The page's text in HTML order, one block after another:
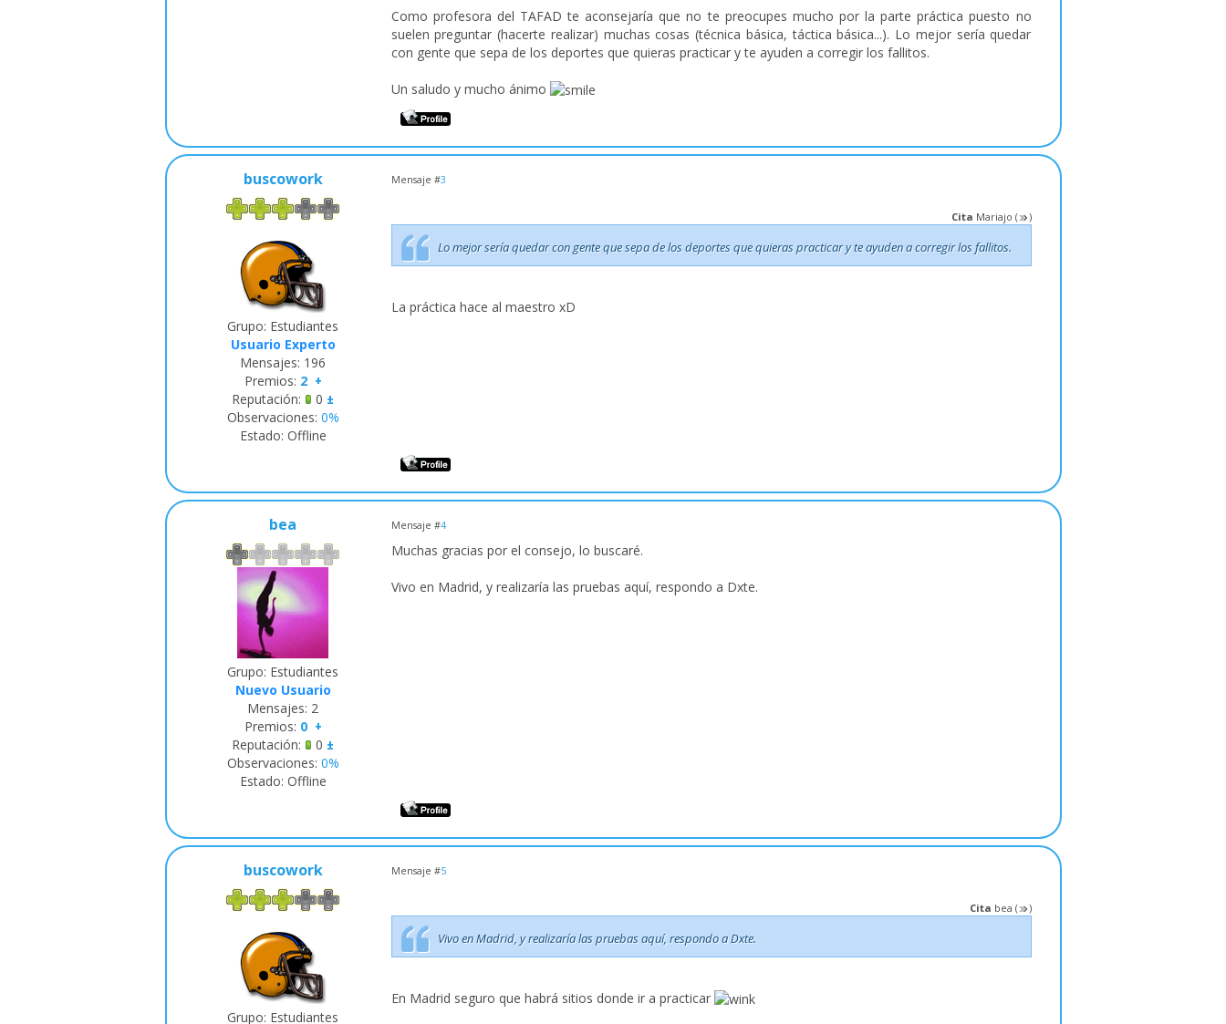
Como profesora del TAFAD te aconsejaría que no te preocupes mucho por la parte práctica puesto no
suelen preguntar (hacerte realizar) muchas cosas (técnica básica, táctica básica...). Lo mejor sería quedar
con gente que sepa de los deportes que quieras practicar y te ayuden a corregir los fallitos.
Un saludo y mucho ánimo
buscowork Mensaje #3
Grupo: Estudiantes
Usuario Experto
Mensajes: 196
Premios: 2 +
Reputación: 0 ±
Observaciones: 0%
Estado: Offline
Cita Mariajo ( )
Lo mejor sería quedar con gente que sepa de los deportes que quieras practicar y te ayuden a corregir los fallitos.
La práctica hace al maestro xD
bea Mensaje #4
Grupo: Estudiantes
Nuevo Usuario
Mensajes: 2
Premios: 0 +
Reputación: 0 ±
Observaciones: 0%
Estado: Offline
Muchas gracias por el consejo, lo buscaré.
Vivo en Madrid, y realizaría las pruebas aquí, respondo a Dxte.
buscowork Mensaje #5
Grupo: Estudiantes
Cita bea ( )
Vivo en Madrid, y realizaría las pruebas aquí, respondo a Dxte.
En Madrid seguro que habrá sitios donde ir a practicar